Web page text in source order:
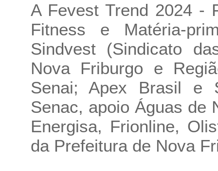
A Fevest Trend 2024 -
Fitness e Matéria-
Sindvest (Sindicato
Nova Friburgo e
Senai; Apex Brasil e
Senac, apoio Águas de
Energisa, Frionline,
da Prefeitura de Nova